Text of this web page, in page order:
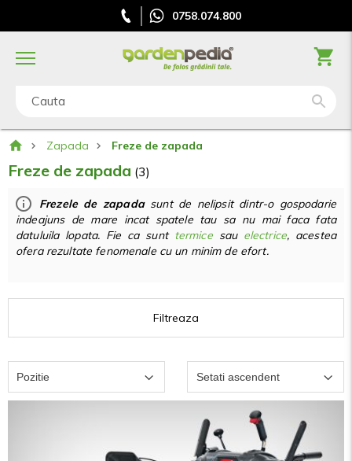
0758.074.800
Cauta
Zapada Freze de zapada
Freze de zapada (3)
Frezele de zapadasunt de nelipsit dintr-o gospodarie
indeajuns de mare incat spatele tau sa nu mai faca fata
datuluila lopata. Fie ca sunt termicesau electrice, acestea
ofera rezultate fenomenale cu un minim de efort.
Filtreaza